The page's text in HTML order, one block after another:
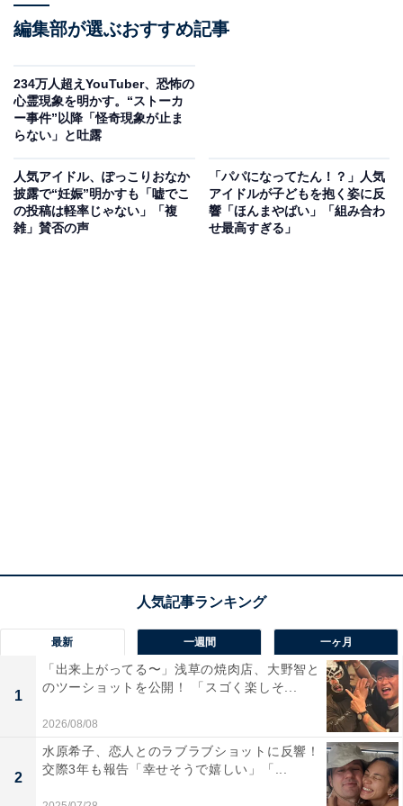
編集部が選ぶおすすめ記事
234万人超えYouTuber、恐怖の
心霊現象を明かす。“ストーカ
ー事件”以降「怪奇現象が止ま
らない」と吐露
人気アイドル、ぽっこりおなか
披露で“妊娠”明かすも「嘘でこ
の投稿は軽率じゃない」「複
雑」賛否の声
「パパになってたん！？」人気
アイドルが子どもを抱く姿に反
響「ほんまやばい」「組み合わ
せ最高すぎる」
最新 一週間 一ヶ月
1
「出来上がってる〜」浅草の焼肉店、大野智と
のツーショットを公開！ 「スゴく楽しそ...
2026/08/08
2
水原希子、恋人とのラブラブショットに反響！
交際3年も報告「幸せそうで嬉しい」「...